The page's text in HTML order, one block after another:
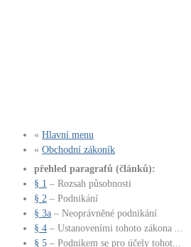
« Hlavní menu
« Obchodní zákoník
přehled paragrafů (článků):
§ 1 – Rozsah působnosti
§ 2 – Podnikání
§ 3a – Neoprávněné podnikání
§ 4 – Ustanoveními tohoto zákona ...
§ 5 – Podnikem se pro účely tohot...